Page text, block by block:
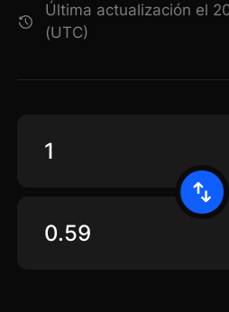
Última actualización el
(UTC)